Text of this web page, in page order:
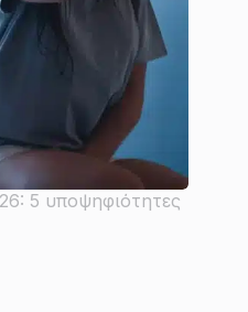
5 υποψηφιότητες